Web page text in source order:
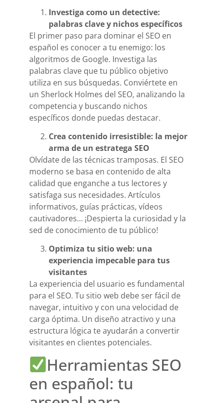
Investiga como un detective:
palabras clave y nichos específicos
El primer paso para dominar el SEO en
español es conocer a tu enemigo: los
algoritmos de Google. Investiga las
palabras clave que tu público objetivo
utiliza en sus búsquedas. Conviértete en
un Sherlock Holmes del SEO, analizando la
competencia y buscando nichos
específicos donde puedas destacar.
Crea contenido irresistible: la mejor
arma de un estratega SEO
Olvídate de las técnicas tramposas. El SEO
moderno se basa en contenido de alta
calidad que enganche a tus lectores y
satisfaga sus necesidades. Artículos
informativos, guías prácticas, vídeos
cautivadores… ¡Despierta la curiosidad y la
sed de conocimiento de tu público!
Optimiza tu sitio web: una
experiencia impecable para tus
visitantes
La experiencia del usuario es fundamental
para el SEO. Tu sitio web debe ser fácil de
navegar, intuitivo y con una velocidad de
carga óptima. Un diseño atractivo y una
estructura lógica te ayudarán a convertir
visitantes en clientes potenciales.
Herramientas SEO
en español: tu